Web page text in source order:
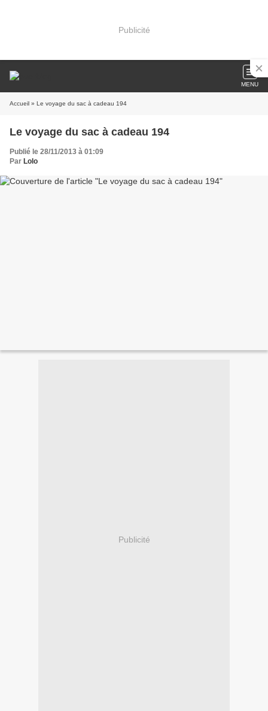
Publicité
MENU
Accueil » Le voyage du sac à cadeau 194
Le voyage du sac à cadeau 194
Publié le 28/11/2013 à 01:09
Par Lolo
Publicité